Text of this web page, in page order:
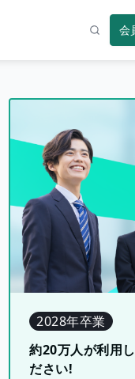
会
2028年卒業
約20万人が利用
ださい!